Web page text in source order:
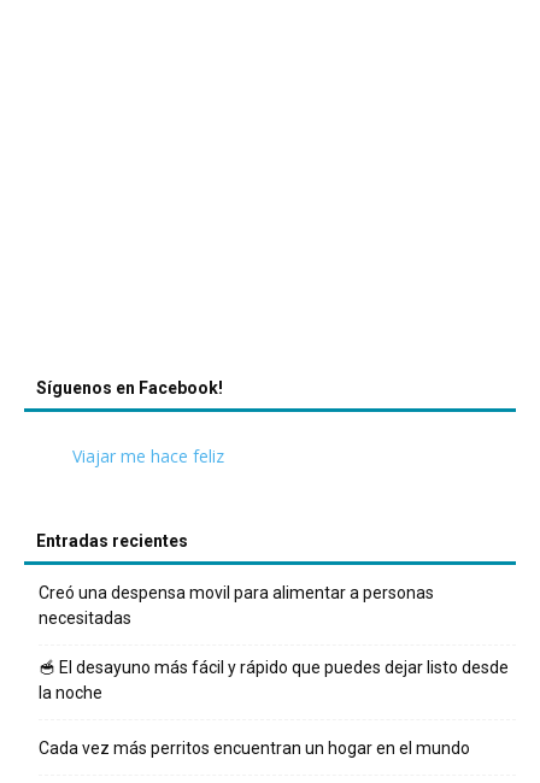
Síguenos en Facebook!
Viajar me hace feliz
Entradas recientes
Creó una despensa movil para alimentar a personas
necesitadas
🥣 El desayuno más fácil y rápido que puedes dejar listo desde
la noche
Cada vez más perritos encuentran un hogar en el mundo